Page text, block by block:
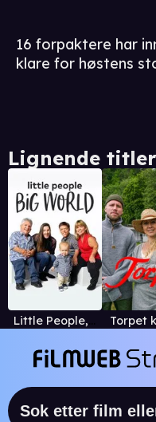
16 forpaktere har
klare for høstens
Lignende titler
Little People, Big World Torpet